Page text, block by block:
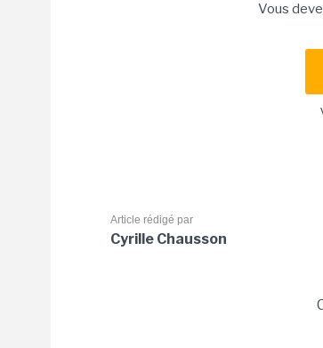
Vous
Article rédigé par
Cyrille Chausson